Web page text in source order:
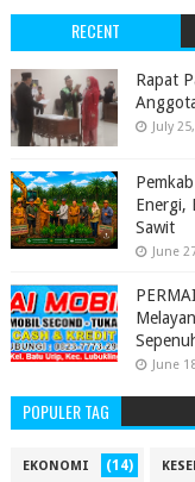
RECENT
‎Rapat
July
Energi,
Sawit
June
June
POPULER TAG
EKONOMI (14)